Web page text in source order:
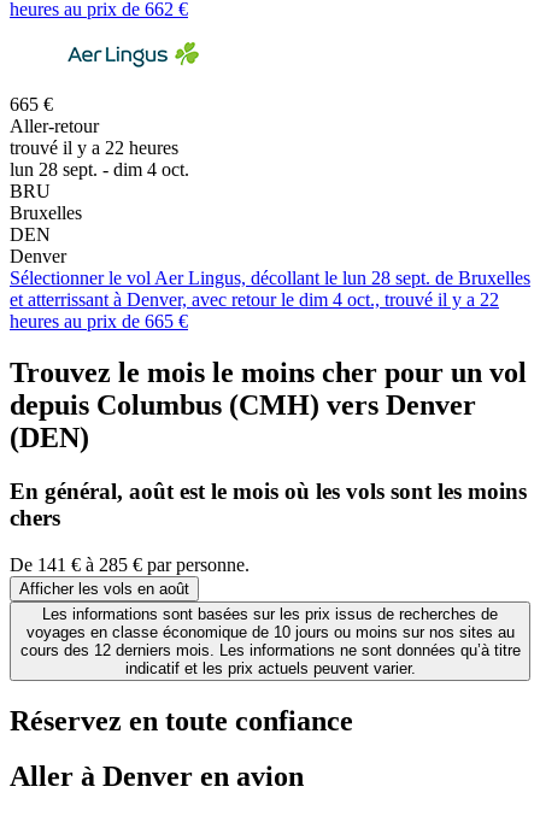
heures au prix de 662 €
665 €
Aller-retour
trouvé il y a 22 heures
lun 28 sept. - dim 4 oct.
BRU
Bruxelles
DEN
Denver
Sélectionner le vol Aer Lingus, décollant le lun 28 sept. de Bruxelles
et atterrissant à Denver, avec retour le dim 4 oct., trouvé il y a 22
heures au prix de 665 €
Trouvez le mois le moins cher pour un vol
depuis Columbus (CMH) vers Denver
(DEN)
En général, août est le mois où les vols sont les moins
chers
De 141 € à 285 € par personne.
Afficher les vols en août
Les informations sont basées sur les prix issus de recherches de
voyages en classe économique de 10 jours ou moins sur nos sites au
cours des 12 derniers mois. Les informations ne sont données qu’à titre
indicatif et les prix actuels peuvent varier.
Réservez en toute confiance
Aller à Denver en avion